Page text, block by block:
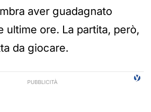
aver guadagnato
ultime ore. La partita, però,
da giocare.